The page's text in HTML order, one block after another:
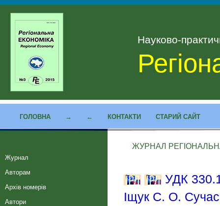
Науково-
ГОЛОВНА → ← КОНТАКТИ СТАРИЙ САЙТ
Журнал
Авторам
Архів номерів
Автори
ЖУРНАЛ
УДК
Іщук С. О.